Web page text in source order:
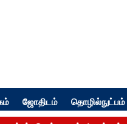
ஜோதிடம் தொழில்நுட்பம்